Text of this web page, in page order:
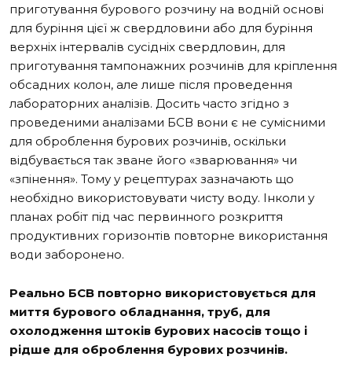
приготування бурового розчину на водній основі
для буріння цієї ж свердловини або для буріння
верхніх інтервалів сусідніх свердловин, для
приготування тампонажних розчинів для кріплення
обсадних колон, але лише після проведення
лабораторних аналізів. Досить часто згідно з
проведеними аналізами БСВ вони є не сумісними
для оброблення бурових розчинів, оскільки
відбувається так зване його «зварювання» чи
«зпінення». Тому у рецептурах зазначають що
необхідно використовувати чисту воду. Інколи у
планах робіт під час первинного розкриття
продуктивних горизонтів повторне використання
води заборонено.
Реально БСВ повторно використовується для
миття бурового обладнання, труб, для
охолодження штоків бурових насосів тощо і
рідше для оброблення бурових розчинів.